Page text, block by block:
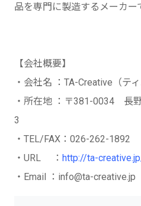
品を専門に製造するメーカー
【会社概要】
・会社名 ：TA-Creative（テ
・所在地 ：〒381-0034 長
3
・TEL/FAX：026-262-1892
・URL ： http://ta-
・Email ：info@ta-creative.jp